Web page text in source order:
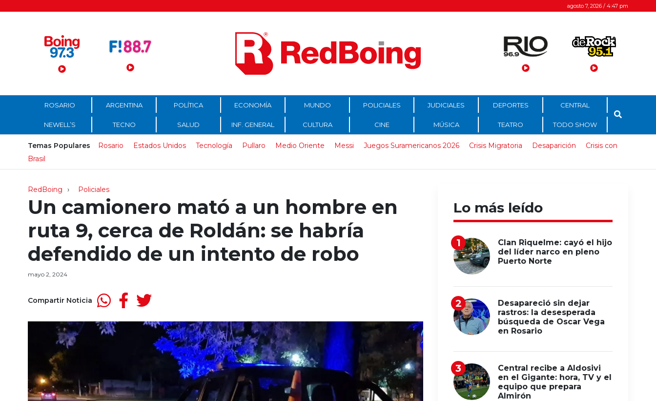
Menú Principal agosto 7, 2026 / 4:47 pm
ROSARIO ARGENTINA POLÍTICA ECONOMÍA MUNDO POLICIALES JUDICIALES DEPORTES CENTRAL
NEWELL’S TECNO SALUD INF. GENERAL CULTURA CINE MÚSICA TEATRO TODO SHOW
Temas Populares Rosario Estados Unidos Tecnología Pullaro Medio Oriente Messi Juegos Suramericanos 2026 Crisis Migratoria Desaparición
Crisis con
Brasil
RedBoing Policiales
Un camionero mató a un hombre en
ruta 9, cerca de Roldán: se habría
defendido de un intento de robo
mayo 2, 2024
Compartir Noticia
Lo más leído
Clan Riquelme: cayó el hijo
del líder narco en pleno
Puerto Norte
Desapareció sin dejar
rastros: la desesperada
búsqueda de Oscar Vega
en Rosario
Central recibe a Aldosivi
en el Gigante: hora, TV y el
equipo que prepara
Almirón